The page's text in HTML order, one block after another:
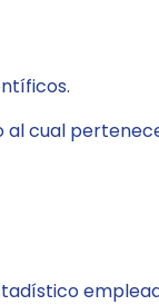
cual